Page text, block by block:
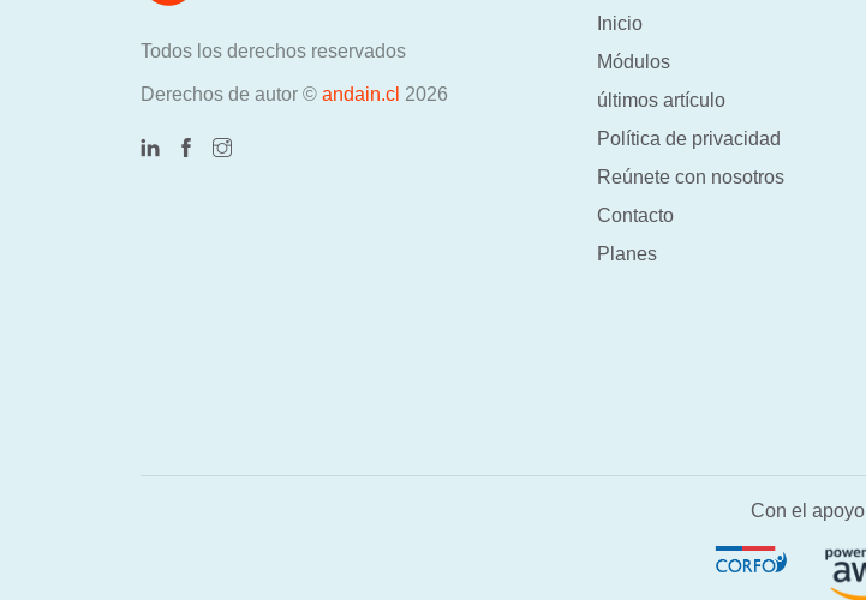
Todos los derechos reservados
Derechos de autor © andain.cl 2026
Inicio
Módulos
últimos artículo
Política de privacidad
Reúnete con nosotros
Contacto
Planes
Con el apoyo